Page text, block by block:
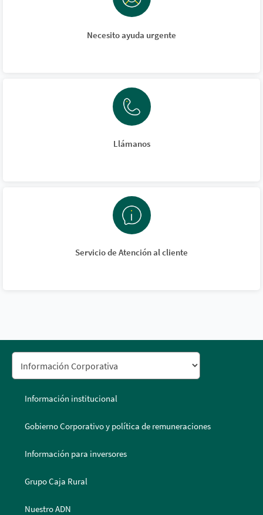
Necesito ayuda urgente
Llámanos
Servicio de Atención al cliente
Información institucional
Gobierno Corporativo y política de remuneraciones
Información para inversores
Grupo Caja Rural
Nuestro ADN